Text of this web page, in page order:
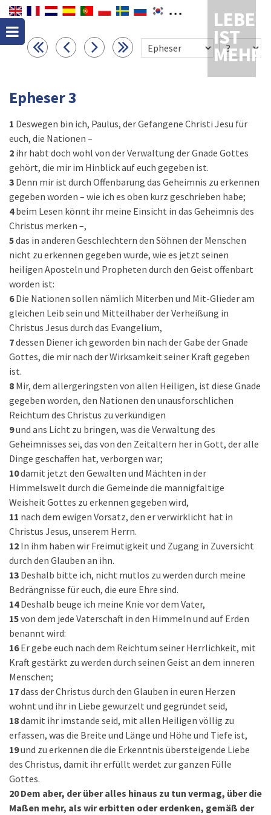
LEBEN
IST
MEHR
Epheser 3
1 Deswegen bin ich, Paulus, der Gefangene Christi Jesu für
euch, die Nationen –
2 ihr habt doch wohl von der Verwaltung der Gnade Gottes
gehört, die mir im Hinblick auf euch gegeben ist.
3 Denn mir ist durch Offenbarung das Geheimnis zu erkennen
gegeben worden – wie ich es oben kurz geschrieben habe;
4 beim Lesen könnt ihr meine Einsicht in das Geheimnis des
Christus merken –,
5das in anderen Geschlechtern den Söhnen der Menschen
nicht zu erkennen gegeben wurde, wie es jetzt seinen
heiligen Aposteln und Propheten durch den Geist offenbart
worden ist:
6 Die Nationen sollen nämlich Miterben und Mit-Glieder am
gleichen Leib sein und Mitteilhaber der Verheißung in
Christus Jesus durch das Evangelium,
7dessen Diener ich geworden bin nach der Gabe der Gnade
Gottes, die mir nach der Wirksamkeit seiner Kraft gegeben
ist.
8 Mir, dem allergeringsten von allen Heiligen, ist diese Gnade
gegeben worden, den Nationen den unausforschlichen
Reichtum des Christus zu verkündigen
9und ans Licht zu bringen, was die Verwaltung des
Geheimnisses sei, das von den Zeitaltern her in Gott, der alle
Dinge geschaffen hat, verborgen war;
10damit jetzt den Gewalten und Mächten in der
Himmelswelt durch die Gemeinde die mannigfaltige
Weisheit Gottes zu erkennen gegeben wird,
11 nach dem ewigen Vorsatz, den er verwirklicht hat in
Christus Jesus, unserem Herrn.
12 In ihm haben wir Freimütigkeit und Zugang in Zuversicht
durch den Glauben an ihn.
13 Deshalb bitte ich, nicht mutlos zu werden durch meine
Bedrängnisse für euch, die eure Ehre sind.
14 Deshalb beuge ich meine Knie vor dem Vater,
15von dem jede Vaterschaft in den Himmeln und auf Erden
benannt wird:
16 Er gebe euch nach dem Reichtum seiner Herrlichkeit, mit
Kraft gestärkt zu werden durch seinen Geist an dem inneren
Menschen;
17dass der Christus durch den Glauben in euren Herzen
wohnt und ihr in Liebe gewurzelt und gegründet seid,
18damit ihr imstande seid, mit allen Heiligen völlig zu
erfassen, was die Breite und Länge und Höhe und Tiefe ist,
19und zu erkennen die die Erkenntnis übersteigende Liebe
des Christus, damit ihr erfüllt werdet zur ganzen Fülle
Gottes.
20 Dem aber, der über alles hinaus zu tun vermag, über die
Maßen mehr, als wir erbitten oder erdenken, gemäß der